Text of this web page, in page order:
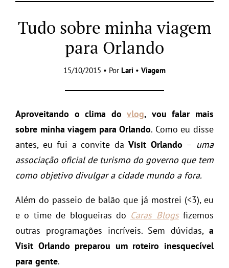
Tudo sobre minha viagem
para Orlando
15/10/2015 • Por Lari • Viagem
Aproveitando o clima dovlog, vou falar mais
sobre minha viagem para Orlando. Como eu disse
antes, eu fui a convite daVisit Orlando – uma
associação oficial de turismo do governo que tem
como objetivo divulgar a cidade mundo a fora.
Além do passeio de balão que já mostrei (<3), eu
e o time de blogueiras do Caras Blogsfizemos
outras programações incríveis. Sem dúvidas, a
Visit Orlando preparou um roteiro inesquecível
para gente.